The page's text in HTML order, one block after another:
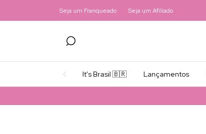
Seja um Franqueado Seja um Afiliado
It's Brasil 🇧🇷 Lançamentos